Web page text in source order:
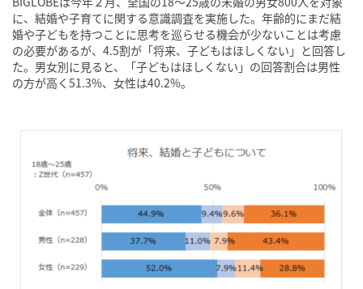
に、結婚や子育てに関する意識調査を実施した。年齢的にまだ結
婚や子どもを持つことに思考を巡らせる機会が少ないことは考慮
の必要があるが、4.5割が「将来、子どもはほしくない」と回答し
た。男女別に見ると、「子どもはほしくない」の回答割合は男性
の方が高く51.3%、女性は40.2%。